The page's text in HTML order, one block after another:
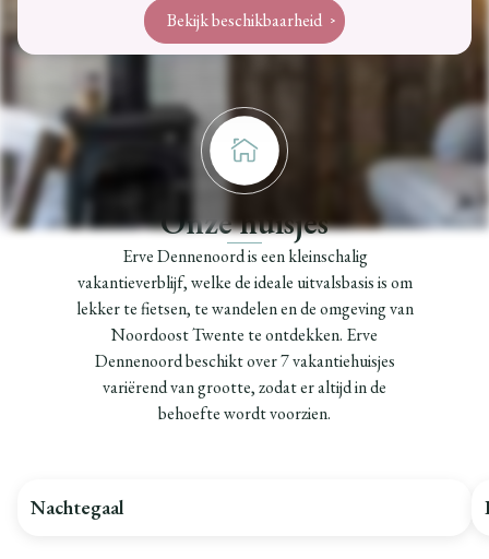
Bekijk beschikbaarheid
Onze huisjes
Erve Dennenoord is een kleinschalig
vakantieverblijf, welke de ideale uitvalsbasis is om
lekker te fietsen, te wandelen en de omgeving van
Noordoost Twente te ontdekken. Erve
Dennenoord beschikt over 7 vakantiehuisjes
variërend van grootte, zodat er altijd in de
behoefte wordt voorzien.
Nachtegaal